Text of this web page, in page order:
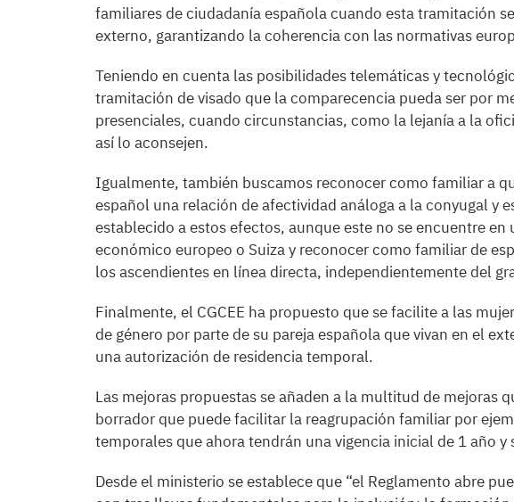
familiares de ciudadanía española cuando esta tramitación
externo, garantizando la coherencia con las normativas
Teniendo en cuenta las posibilidades telemáticas y
tramitación de visado que la comparecencia pueda ser por
presenciales, cuando circunstancias, como la lejanía a la
así lo aconsejen.
Igualmente, también buscamos reconocer como familiar a
español una relación de afectividad análoga a la conyugal y
establecido a estos efectos, aunque este no se encuentre en
económico europeo o Suiza y reconocer como familiar de
los ascendientes en línea directa, independientemente del
Finalmente, el CGCEE ha propuesto que se facilite a las
de género por parte de su pareja española que vivan en el
una autorización de residencia temporal.
Las mejoras propuestas se añaden a la multitud de mejoras
borrador que puede facilitar la reagrupación familiar por
temporales que ahora tendrán una vigencia inicial de 1 año
Desde el ministerio se establece que “el Reglamento abre